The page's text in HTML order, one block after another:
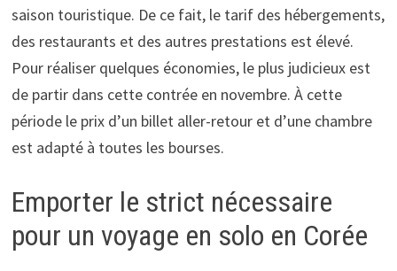
saison touristique. De ce fait, le tarif des hébergements,
des restaurants et des autres prestations est élevé.
Pour réaliser quelques économies, le plus judicieux est
de partir dans cette contrée en novembre. À cette
période le prix d’un billet aller-retour et d’une chambre
est adapté à toutes les bourses.
Emporter le strict nécessaire
pour un voyage en solo en Corée